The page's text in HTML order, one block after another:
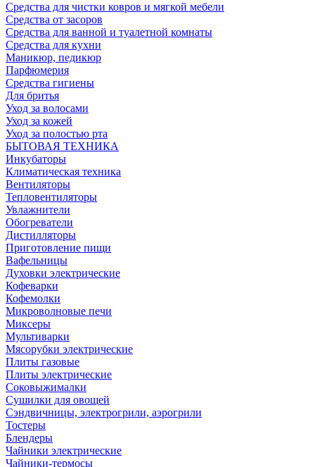
Средства для чистки ковров и мягкой мебели
Средства от засоров
Средства для ванной и туалетной комнаты
Средства для кухни
Маникюр, педикюр
Парфюмерия
Средства гигиены
Для бритья
Уход за волосами
Уход за кожей
Уход за полостью рта
БЫТОВАЯ ТЕХНИКА
Инкубаторы
Климатическая техника
Вентиляторы
Тепловентиляторы
Увлажнители
Обогреватели
Дистилляторы
Приготовление пищи
Вафельницы
Духовки электрические
Кофеварки
Кофемолки
Микроволновые печи
Миксеры
Мультиварки
Мясорубки электрические
Плиты газовые
Плиты электрические
Соковыжималки
Сушилки для овощей
Сэндвичницы, электрогрили, аэрогрили
Тостеры
Блендеры
Чайники электрические
Чайники-термосы